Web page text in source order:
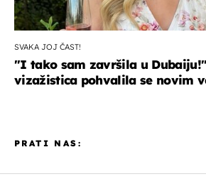
SVAKA JOJ ČAST!
"I tako sam završila u
vizažistica pohvalila se novim
PRATI NAS: